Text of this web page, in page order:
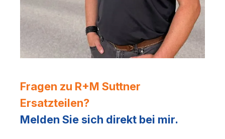
Fragen zu R+M Suttner
Ersatzteilen?
Melden Sie sich direkt bei mir.